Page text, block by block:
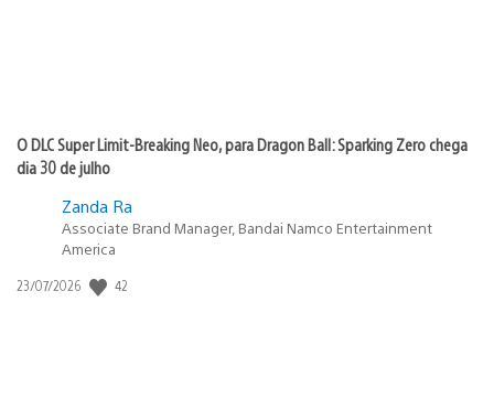
O DLC Super Limit-Breaking Neo, para Dragon Ball: Sparking Zero chega
dia 30 de julho
Zanda Ra
Associate Brand Manager, Bandai Namco Entertainment
America
Data
23/07/2026 42